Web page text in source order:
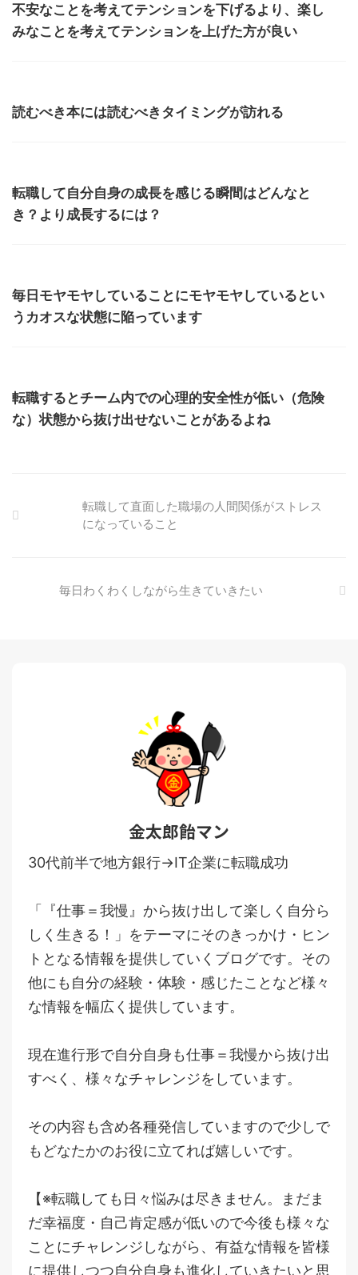
不安なことを考えてテンションを下げるより、楽し
みなことを考えてテンションを上げた方が良い
読むべき本には読むべきタイミングが訪れる
転職して自分自身の成長を感じる瞬間はどんなと
き？より成長するには？
毎日モヤモヤしていることにモヤモヤしているとい
うカオスな状態に陥っています
転職するとチーム内での心理的安全性が低い（危険
な）状態から抜け出せないことがあるよね
転職して直面した職場の人間関係がストレス
になっていること
毎日わくわくしながら生きていきたい
金太郎飴マン
30代前半で地方銀行→IT企業に転職成功
「『仕事＝我慢』から抜け出して楽しく自分ら
しく生きる！」をテーマにそのきっかけ・ヒン
トとなる情報を提供していくブログです。その
他にも自分の経験・体験・感じたことなど様々
な情報を幅広く提供しています。
現在進行形で自分自身も仕事＝我慢から抜け出
すべく、様々なチャレンジをしています。
その内容も含め各種発信していますので少しで
もどなたかのお役に立てれば嬉しいです。
【※転職しても日々悩みは尽きません。まだま
だ幸福度・自己肯定感が低いので今後も様々な
ことにチャレンジしながら、有益な情報を皆様
に提供しつつ自分自身も進化していきたいと思